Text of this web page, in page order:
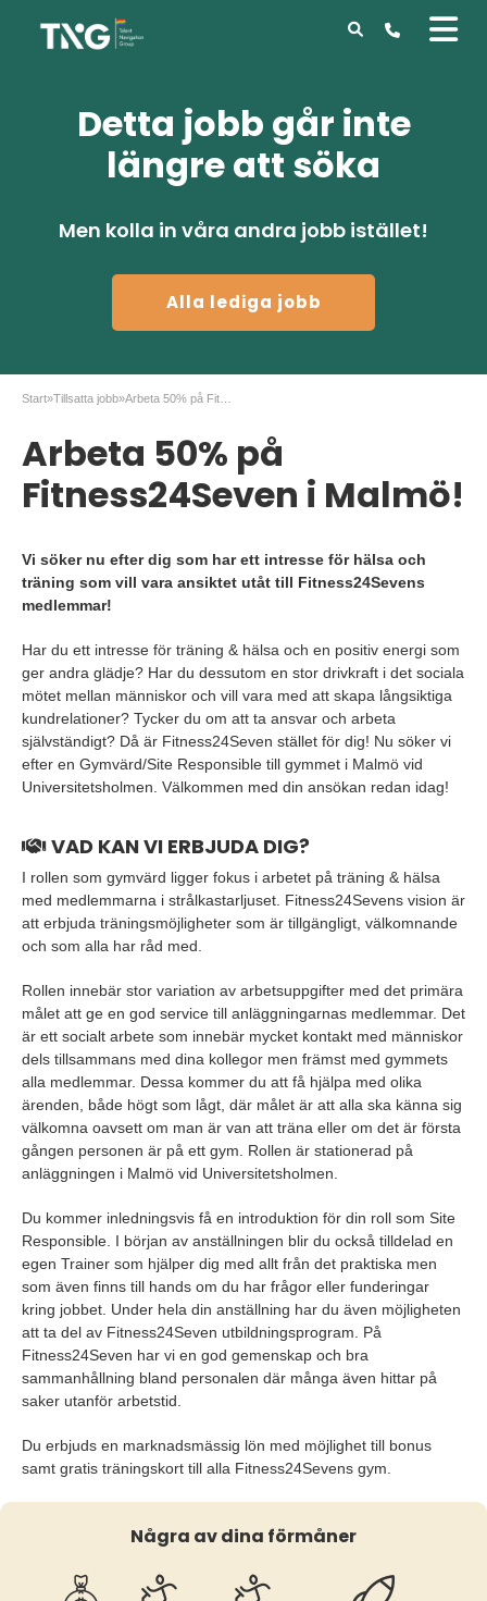
Detta jobb går inte
längre att söka
Men kolla in våra andra jobb istället!
Alla lediga jobb
Start»Tillsatta jobb»
Arbeta 50% på
Fitness24Seven i Malmö!
Vi söker nu efter dig som har ett intresse för hälsa och
träning som vill vara ansiktet utåt till Fitness24Sevens
medlemmar!
Har du ett intresse för träning & hälsa och en positiv energi som
ger andra glädje? Har du dessutom en stor drivkraft i det sociala
mötet mellan människor och vill vara med att skapa långsiktiga
kundrelationer? Tycker du om att ta ansvar och arbeta
självständigt? Då är Fitness24Seven stället för dig! Nu söker vi
efter en Gymvärd/Site Responsible till gymmet i Malmö vid
Universitetsholmen. Välkommen med din ansökan redan idag!
VAD KAN VI ERBJUDA DIG?
I rollen som gymvärd ligger fokus i arbetet på träning & hälsa
med medlemmarna i strålkastarljuset. Fitness24Sevens vision är
att erbjuda träningsmöjligheter som är tillgängligt, välkomnande
och som alla har råd med.
Rollen innebär stor variation av arbetsuppgifter med det primära
målet att ge en god service till anläggningarnas medlemmar. Det
är ett socialt arbete som innebär mycket kontakt med människor
dels tillsammans med dina kollegor men främst med gymmets
alla medlemmar. Dessa kommer du att få hjälpa med olika
ärenden, både högt som lågt, där målet är att alla ska känna sig
välkomna oavsett om man är van att träna eller om det är första
gången personen är på ett gym. Rollen är stationerad på
anläggningen i Malmö vid Universitetsholmen.
Du kommer inledningsvis få en introduktion för din roll som Site
Responsible. I början av anställningen blir du också tilldelad en
egen Trainer som hjälper dig med allt från det praktiska men
som även finns till hands om du har frågor eller funderingar
kring jobbet. Under hela din anställning har du även möjligheten
att ta del av Fitness24Seven utbildningsprogram. På
Fitness24Seven har vi en god gemenskap och bra
sammanhållning bland personalen där många även hittar på
saker utanför arbetstid.
Du erbjuds en marknadsmässig lön med möjlighet till bonus
samt gratis träningskort till alla Fitness24Sevens gym.
Några av dina förmåner